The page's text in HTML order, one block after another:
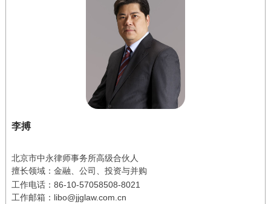
李搏
北京市中永律师事务所高级合伙人
擅长领域：金融、公司、投资与并购
工作电话： 86-10-57058508-8021
工作邮箱：libo@jjglaw.com.cn